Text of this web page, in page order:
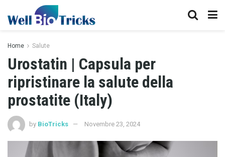
Home Salute
Urostatin | Capsula per
ripristinare la salute della
prostatite (Italy)
by BioTricks Novembre 23, 2024